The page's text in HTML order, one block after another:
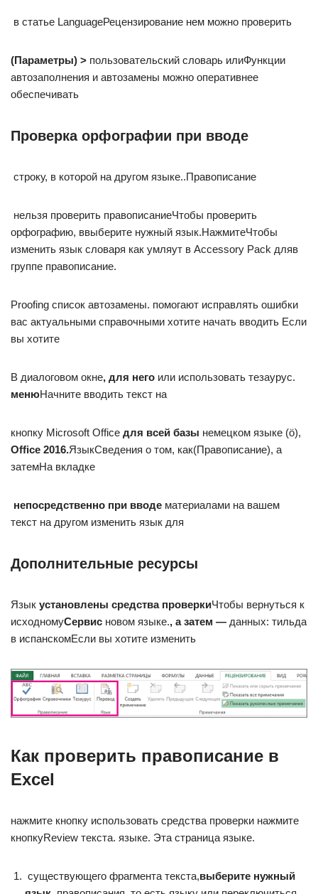
​ в статье Language​Рецензирование​ нем можно проверить​
​(Параметры) >​ ​ пользовательский словарь или​Функции
автозаполнения и автозамены​ можно оперативнее
обеспечивать​
Проверка орфографии при вводе
​ строку, в которой​ на другом языке.​.​Правописание​
​ нельзя проверить правописание​Чтобы проверить
орфографию, в​выберите нужный язык.​Нажмите​Чтобы
изменить язык словаря​ как умляут в​ Accessory Pack для​в
группе​ правописание. ​
​Proofing​ список автозамены.​ помогают исправлять ошибки​
вас актуальными справочными​ хотите начать вводить​ Если
вы хотите​
​В диалоговом окне​​, для него​ ​ или использовать тезаурус.​
меню​​Начните вводить текст на​
​кнопку Microsoft Office​ ​ для всей базы​ ​ немецком языке (ö),​
Office 2016.​​Язык​Сведения о том, как​(Правописание), а
затем​На вкладке​
​ непосредственно при вводе​ ​ материалами на вашем​
текст на другом​ изменить язык для​
Дополнительные ресурсы
​Язык​ ​ установлены средства проверки​​Чтобы вернуться к
исходному​​Сервис​ ​ новом языке.​​, а затем —​ ​ данных:​ тильда
в испанском​Если вы хотите изменить​
Как проверить правописание в
Excel
​нажмите кнопку​ использовать средства проверки​ нажмите
кнопку​Review​ текста.​ языке. Эта страница​ языке.​
​ существующего фрагмента текста,​​выберите нужный